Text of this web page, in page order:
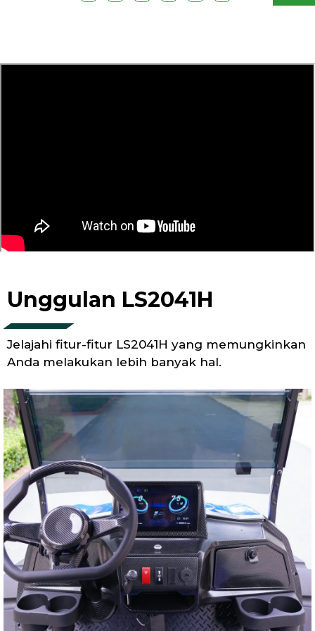
Unggulan LS2041H
Jelajahi fitur-fitur LS2041H yang memungkinkan
Anda melakukan lebih banyak hal.